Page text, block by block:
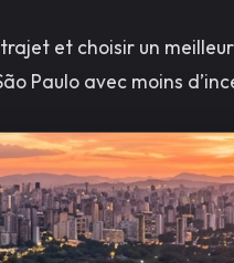
et choisir un
Paulo avec moins